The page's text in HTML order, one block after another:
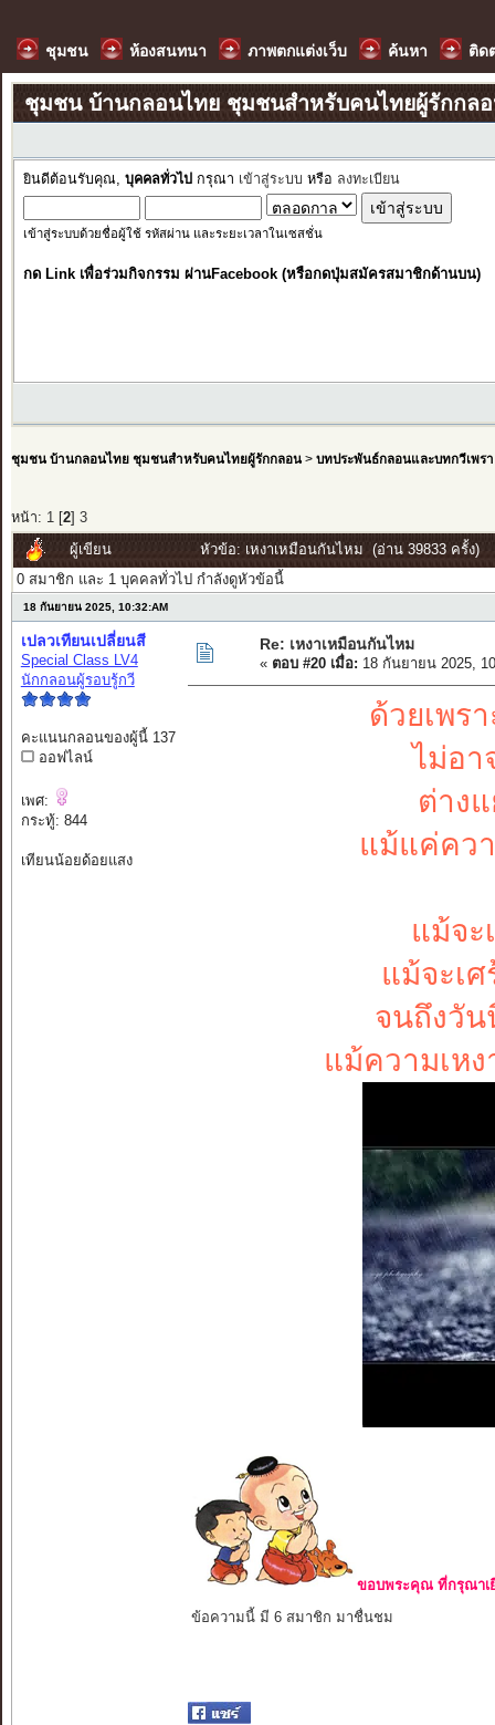
ชุมชน ห้องสนทนา ภาพตกแต่งเว็บ ค้นหา ติด
ชุมชน บ้านกลอนไทย ชุมชนสำหรับคนไทยผู้รักกล
ยินดีต้อนรับคุณ, บุคคลทั่วไป กรุณา เข้าสู่ระบบ หรือ ลงทะเบียน
เข้าสู่ระบบด้วยชื่อผู้ใช้ รหัสผ่าน และระยะเวลาในเซสชั่น
กด Link เพื่อร่วมกิจกรรม ผ่านFacebook (หรือกดปุ่มสมัครสมาชิกด้านบน)
ชุมชน บ้านกลอนไทย ชุมชนสำหรับคนไทยผู้รักกลอน> บทประพันธ์กลอนและบทกวีเพรา
หน้า: 1[ 2] 3
ผู้เขียน
หัวข้อ: เหงาเหมือนกันไหม (อ่าน 39833 ครั้ง)
0 สมาชิก และ 1 บุคคลทั่วไป กำลังดูหัวข้อนี้
18 กันยายน 2025, 10:32:AM
เปลวเทียนเปลี่ยนสี
Special Class LV4
นักกลอนผู้รอบรู้กวี
คะแนนกลอนของผู้นี้ 137
ออฟไลน์
เพศ:
กระทู้: 844
เทียนน้อยด้อยแสง
Re: เหงาเหมือนกันไหม
« ตอบ #20 เมื่อ: 18 กันยายน 2025,
ด้วยเพร
ไม่อา
ต่าง
แม้แค่คว
แม้จะ
แม้จะเ
จนถึงวัน
แม้ความเห
ขอบพระคุณ ที่กรุณาเ
ข้อความนี้ มี 6 สมาชิก มาชื่นชม